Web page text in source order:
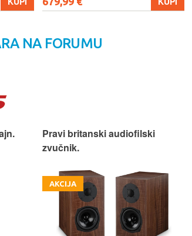
NA FORUMU
Pravi britanski audiofilski
zvučnik.
AKCIJA